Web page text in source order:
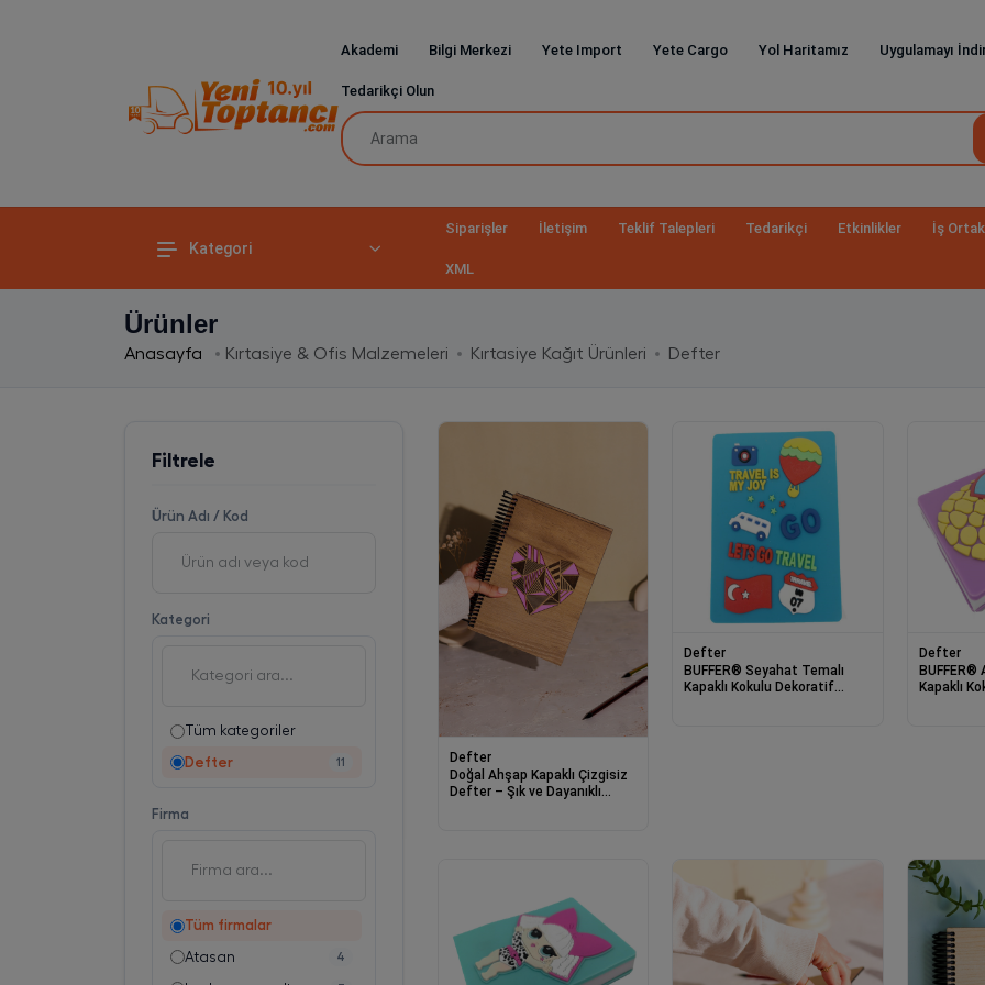
Akademi Bilgi Merkezi Yete Import Yete Cargo Yol Haritamız Uygulamayı
Tedarikçi Olun
Kategori
Siparişler İletişim Teklif Talepleri Tedarikçi Etkinlikler İş
XML
Ürünler
Anasayfa Kırtasiye & Ofis Malzemeleri Kırtasiye Kağıt Ürünleri Defter
Filtrele
Ürün Adı / Kod
Kategori
Tüm kategoriler
Defter 11
Firma
Tüm firmalar
Atasan 4
Defter
Doğal Ahşap Kapaklı Çizgisiz
Defter – Şık ve Dayanıklı
Defter
BUFFER® Seyahat Temalı
Kapaklı Kokulu Dekoratif
Defter
BUFFER®
Kapaklı